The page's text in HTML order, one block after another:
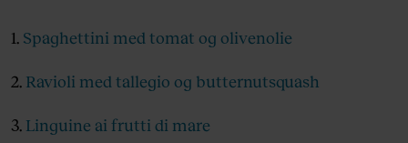
1. Spaghettini med tomat og olivenolie
2. Ravioli med tallegio og butternutsquash
3. Linguine ai frutti di mare